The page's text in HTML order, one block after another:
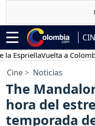
Vuelta a Colombia
Cine Noticias
The
hora del
temporada